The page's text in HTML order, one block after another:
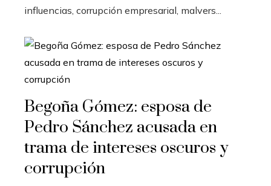
influencias, corrupción empresarial, malvers...
Begoña Gómez: esposa de
Pedro Sánchez acusada en
trama de intereses oscuros y
corrupción